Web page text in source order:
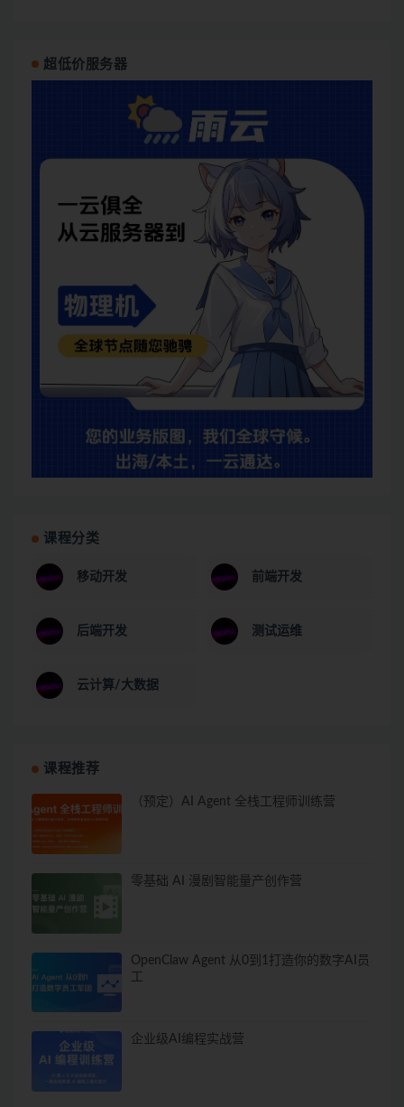
超低价服务器
课程分类
移动开发 前端开发
后端开发 测试运维
云计算/大数据
课程推荐
（预定）AI Agent 全栈工程师训练营
零基础 AI 漫剧智能量产创作营
OpenClaw Agent 从0到1打造你的数字AI员
工
企业级AI编程实战营